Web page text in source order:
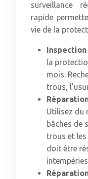
surveillance
rapide
vie de la
la
mois.
trous,
Utilisez du
bâches de
trous et
doit être